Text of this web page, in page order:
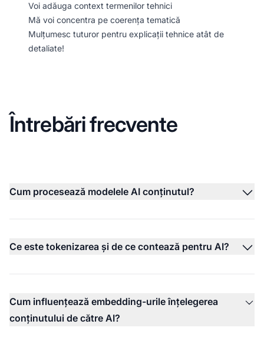
Voi adăuga context termenilor tehnici
Mă voi concentra pe coerența tematică
Mulțumesc tuturor pentru explicații tehnice atât de
detaliate!
Întrebări frecvente
Cum procesează modelele AI conținutul?
Ce este tokenizarea și de ce contează pentru AI?
Cum influențează embedding-urile înțelegerea
conținutului de către AI?